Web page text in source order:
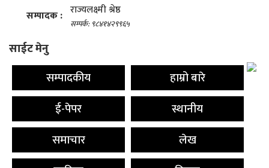
सम्पादक : राज्यलक्ष्मी श्रेष्ठ
सम्पर्क: ९८४१४२९९६५
साईट मेनु
सम्पादकीय
हाम्रो बारे
ई-पेपर
स्थानीय
समाचार
लेख